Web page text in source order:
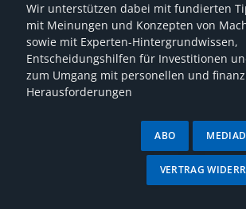
Wir unterstützen dabei mit fundierten
mit Meinungen und Konzepten von
sowie mit Experten-Hintergrundwissen,
Entscheidungshilfen für Investitionen
zum Umgang mit personellen und
Herausforderungen
ABO
VERTRAG